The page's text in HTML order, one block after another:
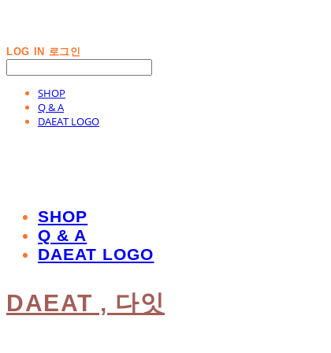
LOG IN 로그인
SHOP
Q & A
DAEAT LOGO
SHOP
Q & A
DAEAT LOGO
DAEAT , 다잇